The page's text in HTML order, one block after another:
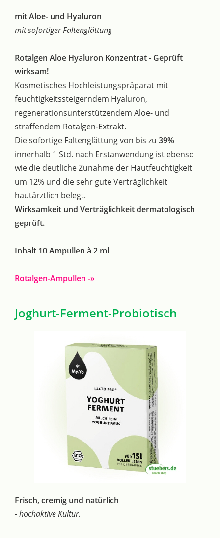
mit Aloe- und Hyaluron
mit sofortiger Faltenglättung
Rotalgen Aloe Hyaluron Konzentrat - Geprüft
wirksam!
Kosmetisches Hochleistungspräparat mit
feuchtigkeitssteigerndem Hyaluron,
regenerationsunterstützendem Aloe- und
straffendem Rotalgen-Extrakt.
Die sofortige Faltenglättung von bis zu 39%
innerhalb 1 Std. nach Erstanwendung ist ebenso
wie die deutliche Zunahme der Hautfeuchtigkeit
um 12% und die sehr gute Verträglichkeit
hautärztlich belegt.
Wirksamkeit und Verträglichkeit dermatologisch
geprüft.
Inhalt 10 Ampullen à 2 ml
Rotalgen-Ampullen -»
Joghurt-Ferment-Probiotisch
Frisch, cremig und natürlich
- hochaktive Kultur.